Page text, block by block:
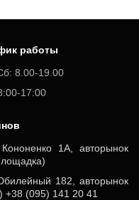
работы
8.00-19.00
17:00
1А, авторынок
182, авторынок
(095) 141 20 41